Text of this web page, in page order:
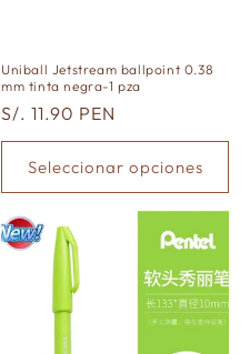
Uniball Jetstream ballpoint 0.38
mm tinta negra-1 pza
Precio
habitual
S/. 11.90 PEN
Seleccionar opciones